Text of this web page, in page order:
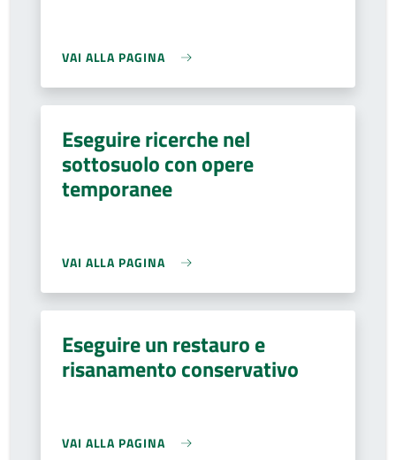
VAI ALLA PAGINA
Eseguire ricerche nel
sottosuolo con opere
temporanee
VAI ALLA PAGINA
Eseguire un restauro e
risanamento conservativo
VAI ALLA PAGINA